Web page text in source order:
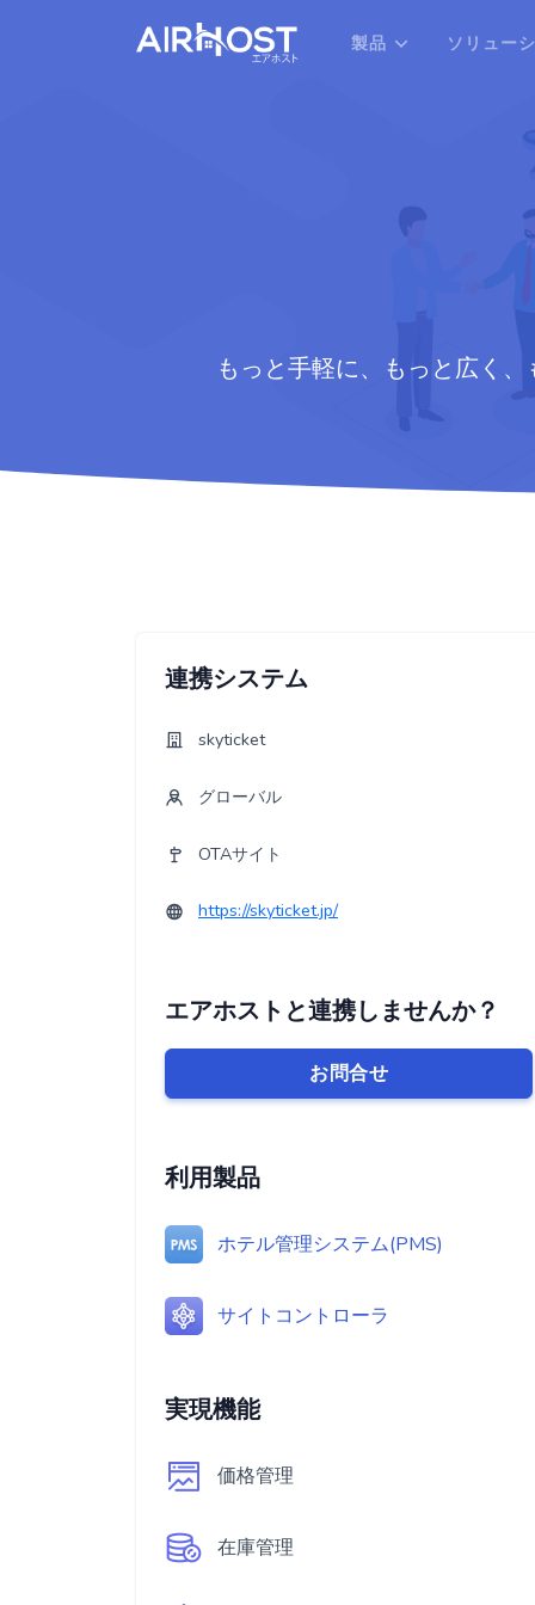
製品 ソリュー
もっと手軽に、もっと広く
連携システム
skyticket
グローバル
OTAサイト
https://skyticket.jp/
エアホストと連携しませんか？
お問合せ
利用製品
ホテル管理システム(PMS)
サイトコントローラ
実現機能
価格管理
在庫管理